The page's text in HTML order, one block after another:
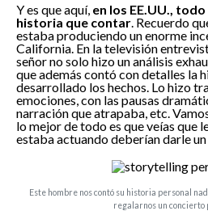
Y es que aquí, en los EE.UU.,
historia que contar. Recuerdo
estaba produciendo un enorme
California. En la televisión
señor no solo hizo un análisis
que además contó con detalles la
desarrollado los hechos. Lo hizo
emociones, con las pausas
narración que atrapaba, etc.
lo mejor de todo es que veías que
estaba actuando deberían darle
Este hombre nos contó su historia personal
regalarnos un concierto